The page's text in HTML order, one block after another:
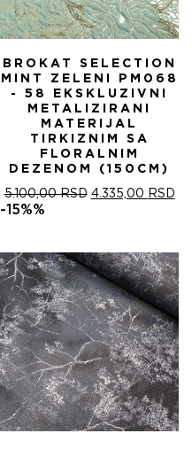
BROKAT SELECTION
MINT ZELENI PM068
- 58 EKSKLUZIVNI
METALIZIRANI
MATERIJAL
TIRKIZNIM SA
FLORALNIM
DEZENOM (150CM)
5.100,00RSD ОРИГИНАЛНА
5.100,00 RSD.
4.335,00 RSD
-15%%